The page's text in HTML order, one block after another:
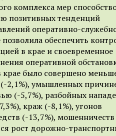
комплекса мер
позитивных тенденций
оперативно-
обеспечить
в крае и своевременное
оперативной
крае было совершено
2,1%), умышленных
(-5,7%), разбойных
краж (-8,1%), угонов
(-13,7%),
рост дорожно-